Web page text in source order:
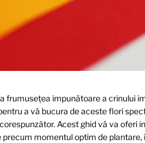
frumusețea impunătoare a crinului
a vă bucura de aceste flori
Acest ghid vă va
momentul optim de